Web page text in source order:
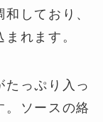
しており、
れます。
たっぷり入っ
。ソースの絡